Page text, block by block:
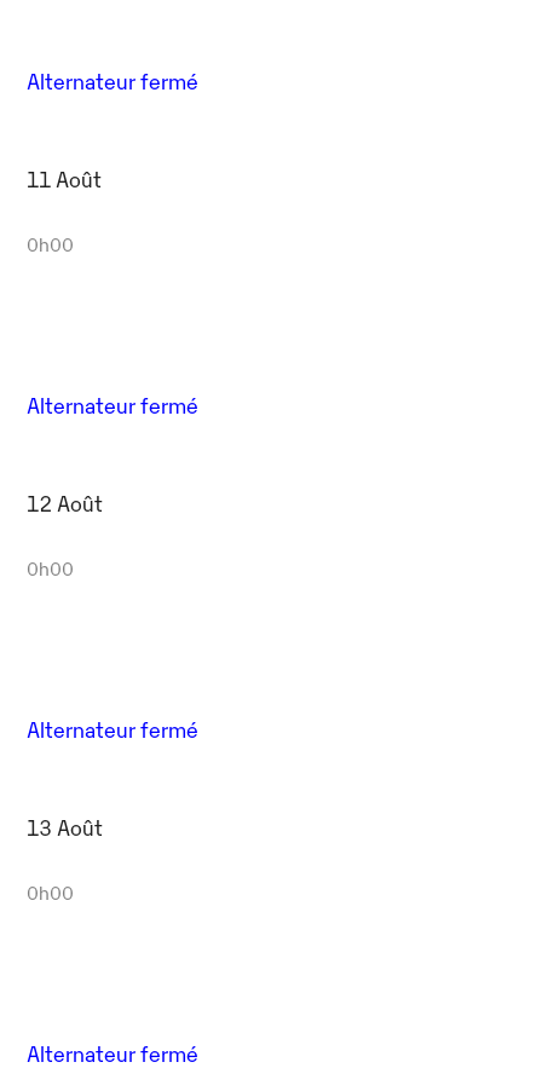
Alternateur fermé
11 Août
0h00
Alternateur fermé
12 Août
0h00
Alternateur fermé
13 Août
0h00
Alternateur fermé